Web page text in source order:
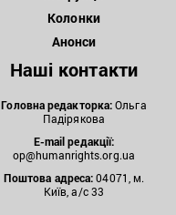
Колонки
Анонси
Наші контакти
Головна редакторка:Ольга
Падірякова
E-mail редакції:
op@humanrights.org.ua
Поштова адреса:04071, м.
Київ, а/с 33